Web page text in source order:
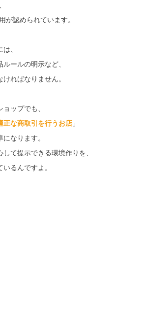
が認められています。
、
ールの明示など、
ければなりません。
ップでも、
正な商取引を行うお店 」
なります。
て提示できる環境作りを、
るんですよ。